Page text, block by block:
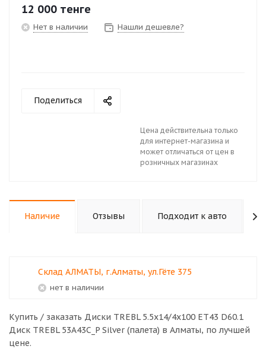
12 000 тенге
Нет в наличии Нашли дешевле?
Поделиться
Цена действительна только
для интернет-магазина и
может отличаться от цен в
розничных магазинах
Наличие Отзывы Подходит к авто
Склад АЛМАТЫ, г.Алматы, ул.Гёте 375
Нет в наличии
Купить / заказать Диски TREBL 5.5x14/4х100 ET43 D60.1
Диск TREBL 53A43C_P Silver (палета) в Алматы, по лучшей
цене.